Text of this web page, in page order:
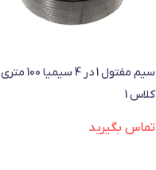
سیم مفتول 1 در 4 سیمیا 100 متری
کلاس 1
تماس بگیرید